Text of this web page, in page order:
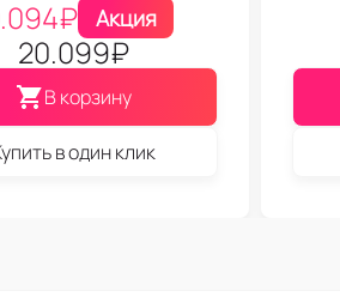
₽ Акция
20.099₽
В корзину
в один клик